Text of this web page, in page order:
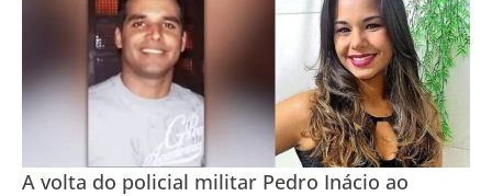
A volta do policial militar Pedro Inácio ao